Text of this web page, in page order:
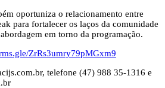
oportuniza o relacionamento entre
para fortalecer os laços da comunidade
em torno da programação.
ZrRs3umry79pMGxm9
telefone (47) 988 35-1316 e